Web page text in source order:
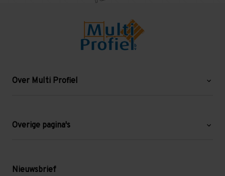
Over Multi Profiel
Blog
Levering en afhalen
Overige pagina's
Mezzanine
Nieuwsbrief